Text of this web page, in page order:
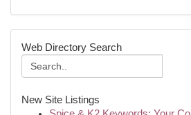
Web Directory Search
New Site Listings